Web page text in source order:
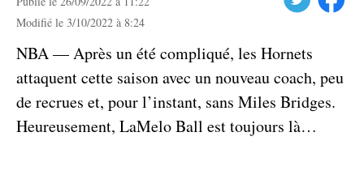
Modifié le 3/10/2022 à 8:24
NBA — Après un été compliqué, les Hornets
attaquent cette saison avec un nouveau coach, peu
de recrues et, pour l’instant, sans Miles Bridges.
Heureusement, LaMelo Ball est toujours là…